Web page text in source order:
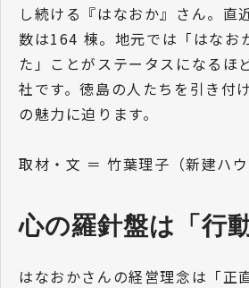
し続ける『はなおか』さん。直
数は164 棟。地元では「はなお
た」ことがステータスになるほ
社です。徳島の人たちを引き付
の魅力に迫ります。
取材・文 ＝ 竹葉理子（新建ハウ
心の羅針盤は「行
はなおかさんの経営理念は「正